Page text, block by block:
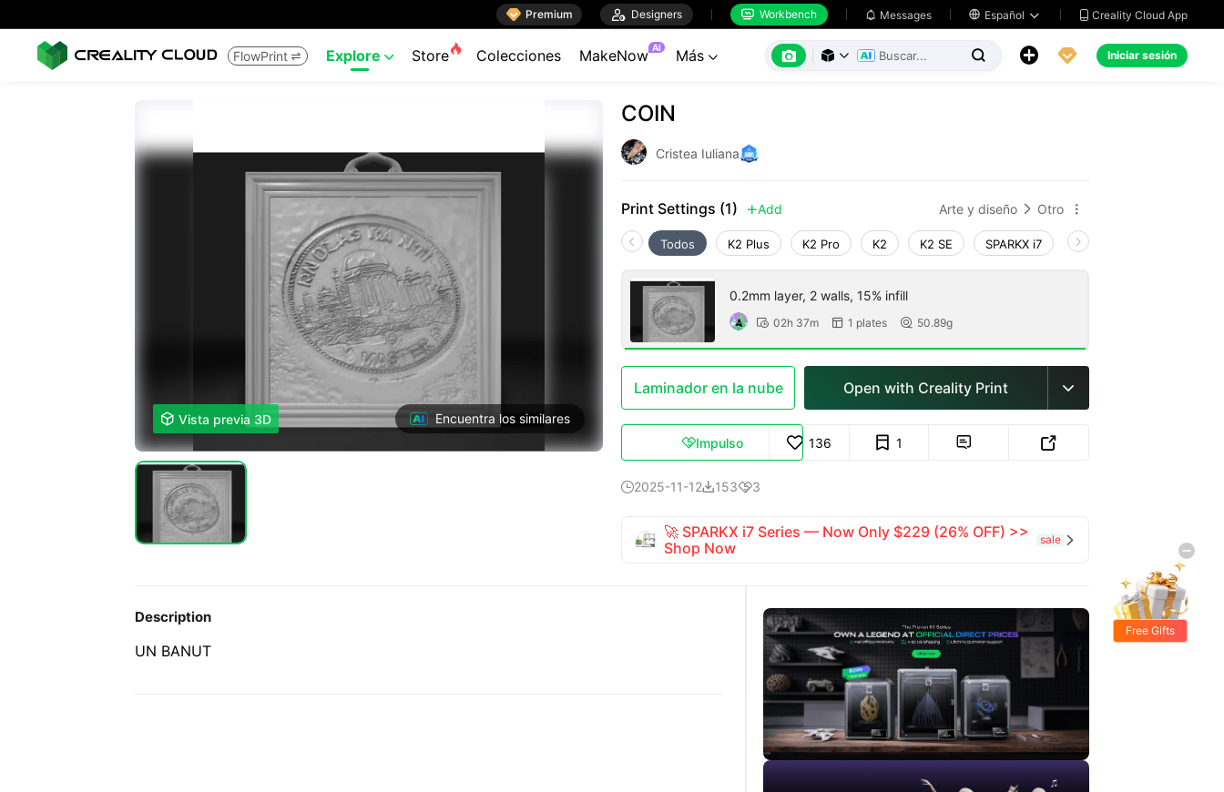
 Premium  Designers  Workbench  Messages  Español   Creality Cloud App
FlowPrint  Explore  Store Colecciones MakeNow AI Más        Iniciar sesión
 Vista previa 3D Encuentra los similares
COIN
Cristea Iuliana
Print Settings (1) Add Arte y diseño  Otro 
Todos K2 Plus K2 Pro K2 K2 SE SPARKX i7 Creality Hi
0.2mm layer, 2 walls, 15% infill
 02h 37m  1 plates  50.89g
Laminador en la nube Open with Creality Print 
Impulso 136 1  
2025-11-121533
🚀 SPARKX i7 Series — Now Only $229 (26% OFF) >>
Shop Now
sale 
Description
UN BANUT
Free Gifts